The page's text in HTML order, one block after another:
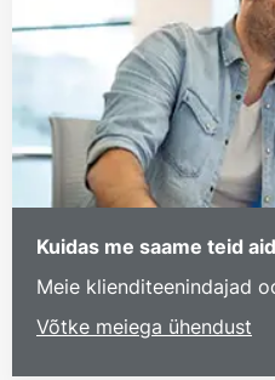
Kuidas me saame teid
Meie klienditeenindajad
Võtke meiega ühendust